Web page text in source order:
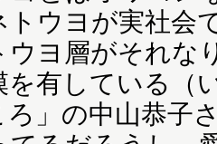
トウヨが実社会
ウヨ層がそれな
を有している（
ろ」の中山恭子